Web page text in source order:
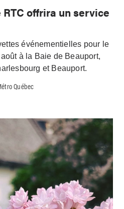
offrira un service
événementielles pour le
à la Baie de Beauport,
et Beauport.
Québec